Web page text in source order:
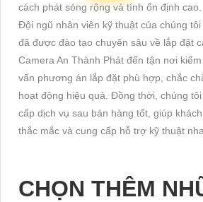
cách phát sóng rộng và tính ổn định cao.
Đội ngũ nhân viên kỹ thuật của chúng
đã được đào tạo chuyên sâu về lắp đặt
Camera An Thành Phát đến tận nơi
vấn phương án lắp đặt phù hợp, chắc
hoạt động hiệu quả. Đồng thời, chúng
cấp dịch vụ sau bán hàng tốt, giúp
thắc mắc và cung cấp hỗ trợ kỹ thuật
CHỌN THÊM